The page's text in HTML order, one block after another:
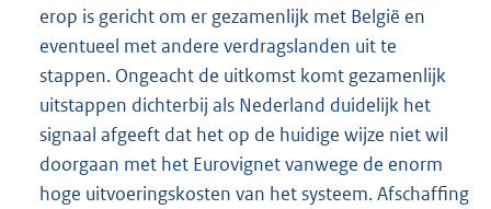
erop is gericht om er gezamenlijk met België en
eventueel met andere verdragslanden uit te
stappen. Ongeacht de uitkomst komt gezamenlijk
uitstappen dichterbij als Nederland duidelijk het
signaal afgeeft dat het op de huidige wijze niet wil
doorgaan met het Eurovignet vanwege de enorm
hoge uitvoeringskosten van het systeem. Afschaffing